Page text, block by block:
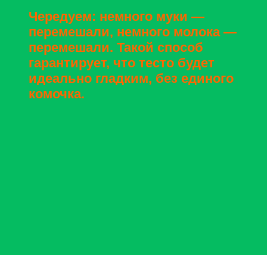
Чередуем: немного муки —
перемешали, немного молока —
перемешали. Такой способ
гарантирует, что тесто будет
идеально гладким, без единого
комочка.